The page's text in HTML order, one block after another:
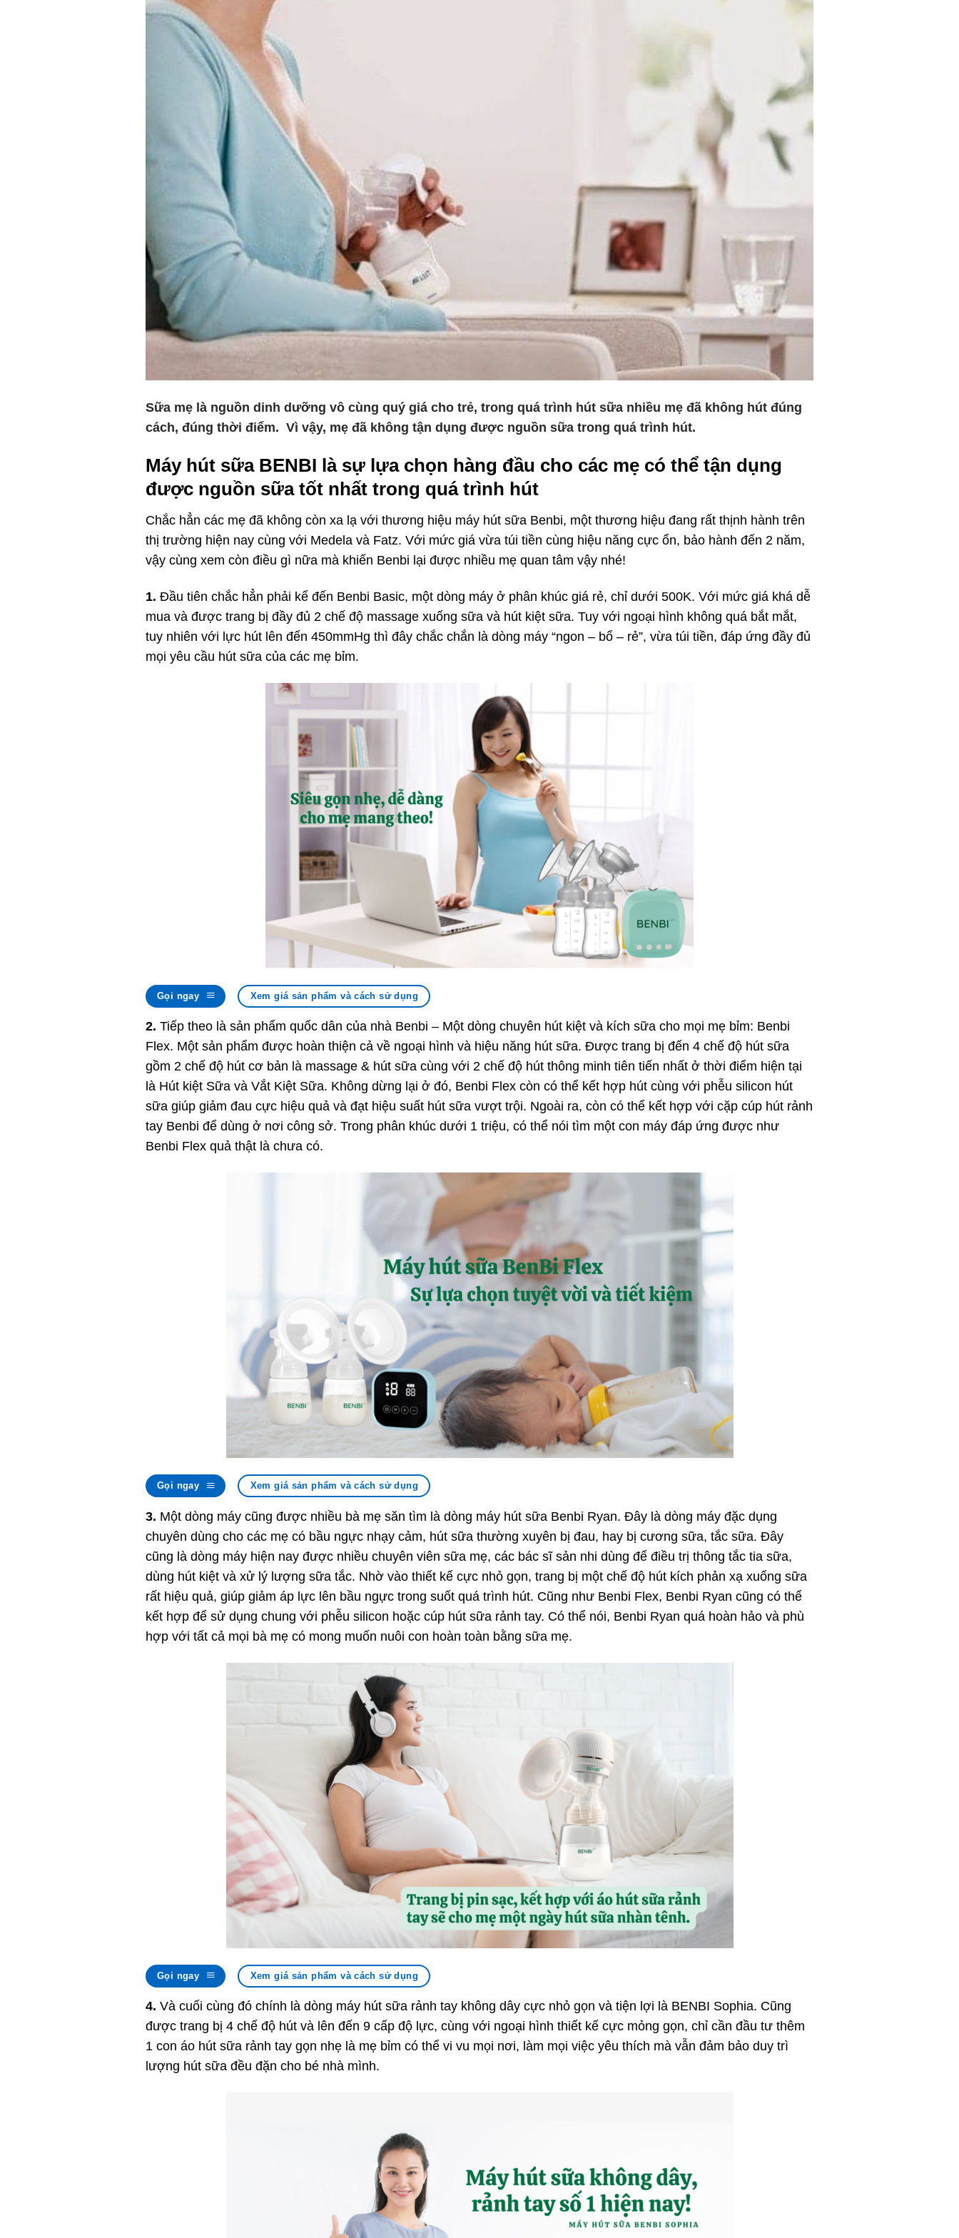
Sữa mẹ là nguồn dinh dưỡng vô cùng quý giá cho trẻ, trong quá trình hút sữa nhiều mẹ đã không hút đúng
cách, đúng thời điểm. Vì vậy, mẹ đã không tận dụng được nguồn sữa trong quá trình hút.
Máy hút sữa BENBI là sự lựa chọn hàng đầu cho các mẹ có thể tận dụng
được nguồn sữa tốt nhất trong quá trình hút
Chắc hẳn các mẹ đã không còn xa lạ với thương hiệu máy hút sữa Benbi, một thương hiệu đang rất thịnh hành trên
thị trường hiện nay cùng với Medela và Fatz. Với mức giá vừa túi tiền cùng hiệu năng cực ổn, bảo hành đến 2 năm,
vậy cùng xem còn điều gì nữa mà khiến Benbi lại được nhiều mẹ quan tâm vậy nhé!
1. Đầu tiên chắc hẳn phải kể đến Benbi Basic, một dòng máy ở phân khúc giá rẻ, chỉ dưới 500K. Với mức giá khá dễ
mua và được trang bị đầy đủ 2 chế độ massage xuống sữa và hút kiệt sữa. Tuy với ngoại hình không quá bắt mắt,
tuy nhiên với lực hút lên đến 450mmHg thì đây chắc chắn là dòng máy “ngon – bổ – rẻ”, vừa túi tiền, đáp ứng đầy đủ
mọi yêu cầu hút sữa của các mẹ bỉm.
Gọi ngay Xem giá sản phẩm và cách sử dụng
2. Tiếp theo là sản phẩm quốc dân của nhà Benbi – Một dòng chuyên hút kiệt và kích sữa cho mọi mẹ bỉm: Benbi
Flex. Một sản phẩm được hoàn thiện cả về ngoại hình và hiệu năng hút sữa. Được trang bị đến 4 chế độ hút sữa
gồm 2 chế độ hút cơ bản là massage & hút sữa cùng với 2 chế độ hút thông minh tiên tiến nhất ở thời điểm hiện tại
là Hút kiệt Sữa và Vắt Kiệt Sữa. Không dừng lại ở đó, Benbi Flex còn có thể kết hợp hút cùng với phễu silicon hút
sữa giúp giảm đau cực hiệu quả và đạt hiệu suất hút sữa vượt trội. Ngoài ra, còn có thể kết hợp với cặp cúp hút rảnh
tay Benbi để dùng ở nơi công sở. Trong phân khúc dưới 1 triệu, có thể nói tìm một con máy đáp ứng được như
Benbi Flex quả thật là chưa có.
Gọi ngay Xem giá sản phẩm và cách sử dụng
3. Một dòng máy cũng được nhiều bà mẹ săn tìm là dòng máy hút sữa Benbi Ryan. Đây là dòng máy đặc dụng
chuyên dùng cho các mẹ có bầu ngực nhạy cảm, hút sữa thường xuyên bị đau, hay bị cương sữa, tắc sữa. Đây
cũng là dòng máy hiện nay được nhiều chuyên viên sữa mẹ, các bác sĩ sản nhi dùng để điều trị thông tắc tia sữa,
dùng hút kiệt và xử lý lượng sữa tắc. Nhờ vào thiết kế cực nhỏ gọn, trang bị một chế độ hút kích phản xạ xuống sữa
rất hiệu quả, giúp giảm áp lực lên bầu ngực trong suốt quá trình hút. Cũng như Benbi Flex, Benbi Ryan cũng có thể
kết hợp để sử dụng chung với phễu silicon hoặc cúp hút sữa rảnh tay. Có thể nói, Benbi Ryan quá hoàn hảo và phù
hợp với tất cả mọi bà mẹ có mong muốn nuôi con hoàn toàn bằng sữa mẹ.
Gọi ngay Xem giá sản phẩm và cách sử dụng
4. Và cuối cùng đó chính là dòng máy hút sữa rảnh tay không dây cực nhỏ gọn và tiện lợi là BENBI Sophia. Cũng
được trang bị 4 chế độ hút và lên đến 9 cấp độ lực, cùng với ngoại hình thiết kế cực mỏng gọn, chỉ cần đầu tư thêm
1 con áo hút sữa rảnh tay gọn nhẹ là mẹ bỉm có thể vi vu mọi nơi, làm mọi việc yêu thích mà vẫn đảm bảo duy trì
lượng hút sữa đều đặn cho bé nhà mình.